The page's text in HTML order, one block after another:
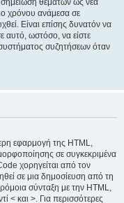
σημείωση θεμάτων ως νέα
χρόνου ανάμεσα σε
Είναι επίσης δυνατόν να
αυτό, ωστόσο, να είστε
συζητήσεων όταν
εφαρμογή της HTML,
σε συγκεκριμένα
χορηγείται από τον
σε μια δημοσίευση από τη
σύνταξη με την HTML,
< και >. Για περισσότερες